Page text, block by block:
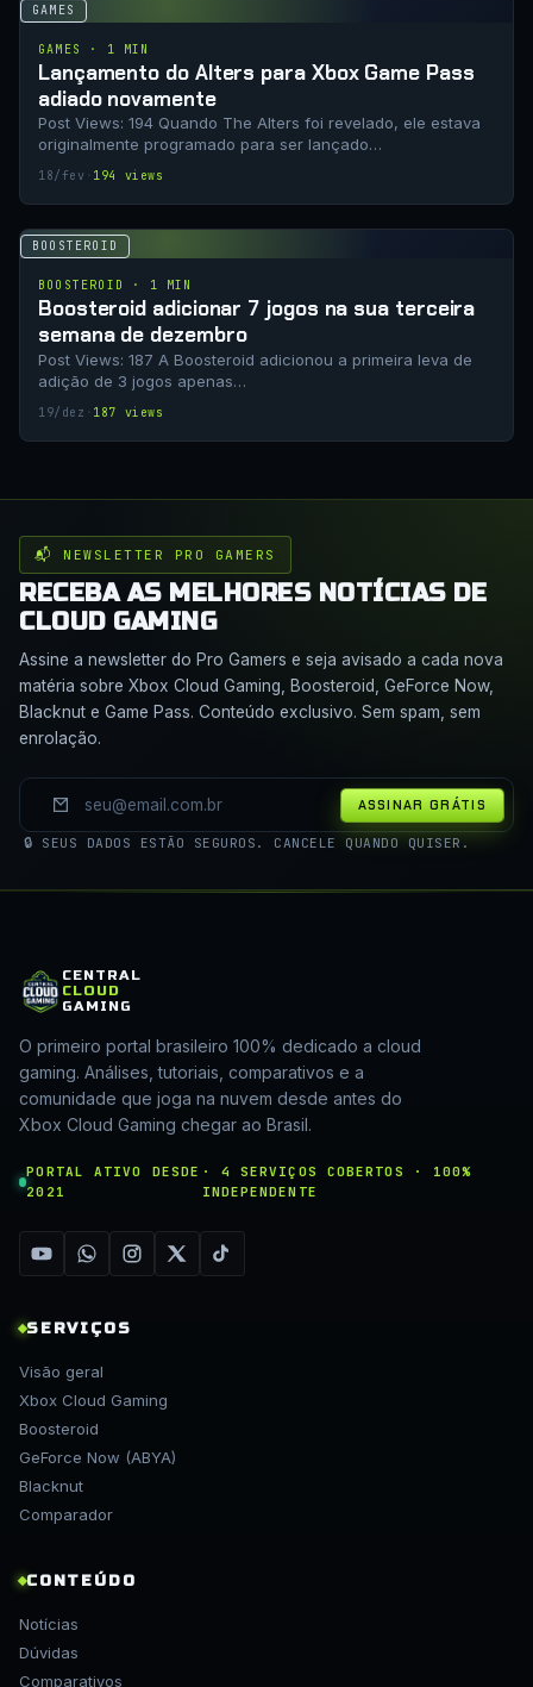
GAMES
GAMES · 1 MIN
Lançamento do Alters para Xbox Game Pass
adiado novamente
Post Views: 194 Quando The Alters foi revelado, ele estava
originalmente programado para ser lançado…
18/fev · 194 views
BOOSTEROID
BOOSTEROID · 1 MIN
Boosteroid adicionar 7 jogos na sua terceira
semana de dezembro
Post Views: 187 A Boosteroid adicionou a primeira leva de
adição de 3 jogos apenas…
19/dez · 187 views
📬 NEWSLETTER PRO GAMERS
RECEBA AS MELHORES NOTÍCIAS DE
CLOUD GAMING
Assine a newsletter do Pro Gamers e seja avisado a cada nova
matéria sobre Xbox Cloud Gaming, Boosteroid, GeForce Now,
Blacknut e Game Pass. Conteúdo exclusivo. Sem spam, sem
enrolação.
ASSINAR GRÁTIS
🔒 SEUS DADOS ESTÃO SEGUROS. CANCELE QUANDO QUISER.
CENTRAL
CLOUD
GAMING
O primeiro portal brasileiro 100% dedicado a cloud
gaming. Análises, tutoriais, comparativos e a
comunidade que joga na nuvem desde antes do
Xbox Cloud Gaming chegar ao Brasil.
PORTAL ATIVO DESDE
2021
· 4 SERVIÇOS COBERTOS · 100%
INDEPENDENTE
SERVIÇOS
Visão geral
Xbox Cloud Gaming
Boosteroid
GeForce Now (ABYA)
Blacknut
Comparador
CONTEÚDO
Notícias
Dúvidas
Comparativos